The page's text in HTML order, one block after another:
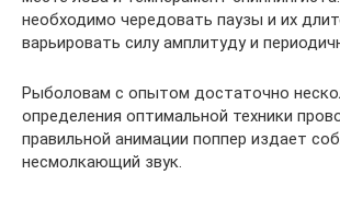
необходимо чередовать паузы и их
варьировать силу амплитуду и
Рыболовам с опытом достаточно
определения оптимальной техники
правильной анимации поппер издает
несмолкающий звук.